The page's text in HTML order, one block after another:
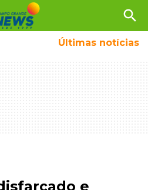
search
Últimas notícias
e